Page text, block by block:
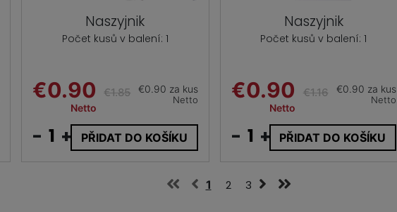
Naszyjnik
Počet kusů v balení: 1
€0.90
Netto
€1.85 €0.90 za kus
Netto
- + PŘIDAT DO KOŠÍKU
Naszyjnik
Počet kusů v balení: 1
€0.90
Netto
€1.16 €0.90 za kus
Netto
- + PŘIDAT DO KOŠÍKU
1 2 3